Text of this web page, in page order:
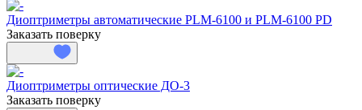
Диоптриметры автоматические PLM-6100 и PLM-6100 PD
Заказать поверку
Диоптриметры оптические ДО-3
Заказать поверку